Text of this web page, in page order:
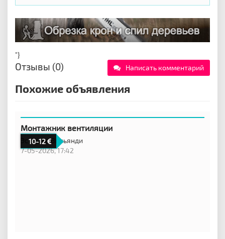
"}
Отзывы (0) Написать комментарий
Похожие объявления
10-12
Монтажник вентиляции
Эстония,Вильянди
7-05-2026, 17:42